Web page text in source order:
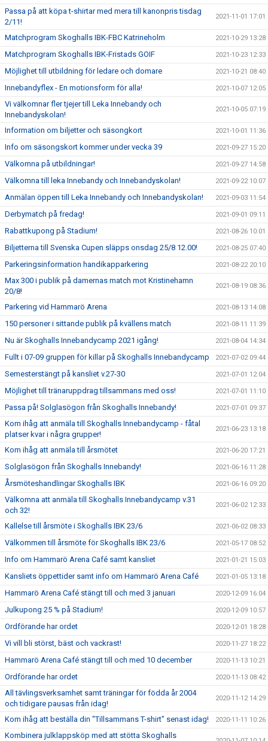
Passa på att köpa t-shirtar med mera till kanonpris tisdag
2/11!
2021-11-01 17:01
Matchprogram Skoghalls IBK-FBC Katrineholm 2021-10-29 13:28
Matchprogram Skoghalls IBK-Fristads GOIF 2021-10-23 12:33
Möjlighet till utbildning för ledare och domare 2021-10-21 08:40
Innebandyflex - En motionsform för alla! 2021-10-07 12:05
Vi välkomnar fler tjejer till Leka Innebandy och
Innebandyskolan!
2021-10-05 07:19
Information om biljetter och säsongkort 2021-10-01 11:36
Info om säsongskort kommer under vecka 39 2021-09-27 15:20
Välkomna på utbildningar! 2021-09-27 14:58
Välkomna till leka Innebandy och Innebandyskolan! 2021-09-22 10:07
Anmälan öppen till Leka Innebandy och Innebandyskolan! 2021-09-03 11:54
Derbymatch på fredag! 2021-09-01 09:11
Rabattkupong på Stadium! 2021-08-26 10:01
Biljetterna till Svenska Cupen släpps onsdag 25/8 12.00! 2021-08-25 07:40
Parkeringsinformation handikapparkering 2021-08-22 20:10
Max 300 i publik på damernas match mot Kristinehamn
20/8!
2021-08-19 08:36
Parkering vid Hammarö Arena 2021-08-13 14:08
150 personer i sittande publik på kvällens match 2021-08-11 11:39
Nu är Skoghalls Innebandycamp 2021 igång! 2021-08-04 14:34
Fullt i 07-09 gruppen för killar på Skoghalls Innebandycamp 2021-07-02 09:44
Semesterstängt på kansliet v.27-30 2021-07-01 12:04
Möjlighet till tränaruppdrag tillsammans med oss! 2021-07-01 11:10
Passa på! Solglasögon från Skoghalls Innebandy! 2021-07-01 09:37
Kom ihåg att anmäla till Skoghalls Innebandycamp - fåtal
platser kvar i några grupper!
2021-06-23 13:18
Kom ihåg att anmäla till årsmötet 2021-06-20 17:21
Solglasögon från Skoghalls Innebandy! 2021-06-16 11:28
Årsmöteshandlingar Skoghalls IBK 2021-06-16 09:20
Välkomna att anmäla till Skoghalls Innebandycamp v.31
och 32!
2021-06-02 12:33
Kallelse till årsmöte i Skoghalls IBK 23/6 2021-06-02 08:33
Välkommen till årsmöte för Skoghalls IBK 23/6 2021-05-17 08:52
Info om Hammarö Arena Café samt kansliet 2021-01-21 15:03
Kansliets öppettider samt info om Hammarö Arena Café 2021-01-05 13:18
Hammarö Arena Café stängt till och med 3 januari 2020-12-09 16:04
Julkupong 25 % på Stadium! 2020-12-09 10:57
Ordförande har ordet 2020-12-01 18:28
Vi vill bli störst, bäst och vackrast! 2020-11-27 18:22
Hammarö Arena Café stängt till och med 10 december 2020-11-13 10:21
Ordförande har ordet 2020-11-13 08:42
All tävlingsverksamhet samt träningar för födda år 2004
och tidigare pausas från idag!
2020-11-12 14:29
Kom ihåg att beställa din "Tillsammans T-shirt" senast idag! 2020-11-11 10:26
Kombinera julklappsköp med att stötta Skoghalls